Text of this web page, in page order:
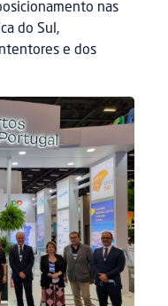
nas
do Sul,
e dos